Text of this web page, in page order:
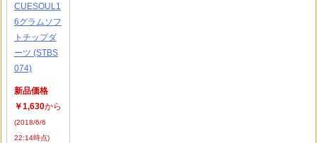
CUESOUL1
6グラムソフ
トチップダ
ーツ (STBS
074)
新品価格
￥1,630から
(2018/6/6
22:14時点)